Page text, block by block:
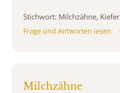
Stichwort: Milchzähne, Kiefer
Frage und Antworten lesen
Milchzähne